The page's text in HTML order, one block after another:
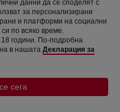
данни да се споделят с
за персонализирани
и платформи на социални
по всяко време.
години. По-подробна
в нашата Декларация за
сега